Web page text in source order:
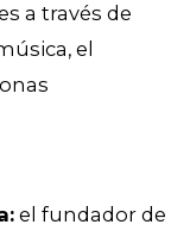
a través de
el
e l fundador de